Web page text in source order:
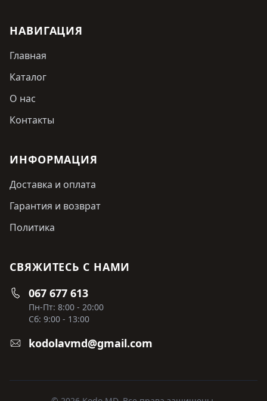
НАВИГАЦИЯ
Главная
Каталог
О нас
Контакты
ИНФОРМАЦИЯ
Доставка и оплата
Гарантия и возврат
Политика
СВЯЖИТЕСЬ С НАМИ
067 677 613
Пн-Пт: 8:00 - 20:00
Сб: 9:00 - 13:00
kodolavmd@gmail.com